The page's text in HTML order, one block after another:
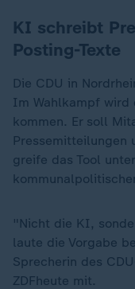
KI schreibt
Posting-Texte
Die CDU in
Im Wahlkampf wird
kommen. Er soll
Pressemitteilungen
greife das Tool
"Nicht die KI,
laute die Vorgabe
Sprecherin des
ZDFheute mit.